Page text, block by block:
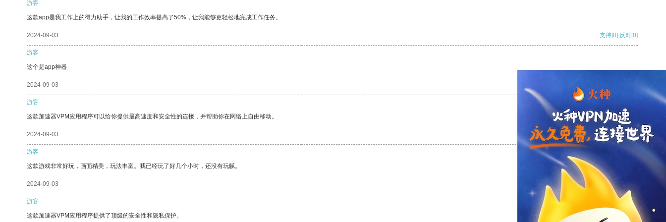
游客
这款app是我工作上的得力助手，让我的工作效率提高了50%，让我能够更轻松地完成工作任务。
2024-09-03 支持[0] 反对[0]
游客
这个是app神器
2024-09-03
游客
这款加速器VPM应用程序可以给你提供最高速度和安全性的连接，并帮助你在网络上自由移动。
2024-09-03 支持[0] 反对[0]
游客
这款游戏非常好玩，画面精美，玩法丰富。我已经玩了好几个小时，还没有玩腻。
2024-09-03 支持[0] 反对
游客
这款加速器VPM应用程序提供了顶级的安全性和隐私保护。